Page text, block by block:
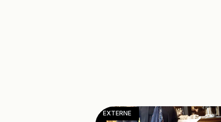
EXTERNE